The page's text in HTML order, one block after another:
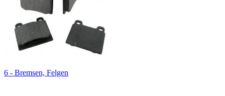
6 - Bremsen, Felgen